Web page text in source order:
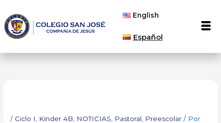
contenido
English
Español
/ Ciclo I Kinder 4B NOTICIAS Pastoral Preescolar / Por